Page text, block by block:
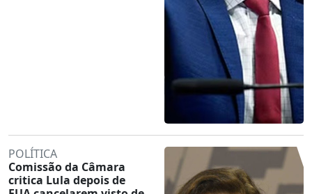
POLÍTICA
Comissão da Câmara
critica Lula depois de